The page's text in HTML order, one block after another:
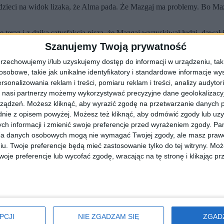
Szanujemy Twoją prywatność
i/lub uzyskujemy dostęp do informacji w urządzeniu,
takie jak unikalne identyfikatory i standardowe informacje
reklam i treści, pomiaru reklam i treści, analizy
partnerzy możemy wykorzystywać precyzyjne dane
Możesz kliknąć, aby wyrazić zgodę na przetwarzanie danych
z opisem powyżej. Możesz też kliknąć, aby odmówić zgody lub
informacji i zmienić swoje preferencje przed wyrażeniem zgody.
danych osobowych mogą nie wymagać Twojej zgody, ale masz
Twoje preferencje będą mieć zastosowanie tylko do tej witryny.
preferencje lub wycofać zgodę, wracając na tę stronę i klikając
NIE ZGADZAM SIĘ
na widok lizaka, że Alma pada. Że Mazgaj ma problemy. Bo
i z dziką satysfakcją piszą, że Mazgaj wyzyskiwał ludzi,
pasuje, to nie ma przymusu. Taka jednostka może się spakować i
pomoc socjalna w naszym kraju jest doskonale rozwinięta.
Moja babcia mawia: mogłeś się uczyć, byłbyś dziś kimś. No ale
mi źle. I nie cieszy mnie, że pada jedna, czy druga redakcja.
mieć genialne pomysły, na których mogliście zarobić. Mogliście
napisać w Internecie, że ten, który wam płaci to ch*j i ped*ł.
– Przecież ja też kiedyś byłem biednym studentem, żyjącym w
tego prawdziwego luksusu dopiero musiałem się przez lata
Pedra Pereirę, najbogatszego Portugalczyka, właściciela
miasta, moim największym marzeniem było, żeby nie wracać do
Siądę na 14 piętrze, patrząc na Kraków, pod sobą będę miał
sukcesu? – mówił Mazgaj (cały wywiad zatytułowany „Opowiem
kuchni na parterze, sącząc tanie wino. Zaraz przerzucę się na
przypadki?